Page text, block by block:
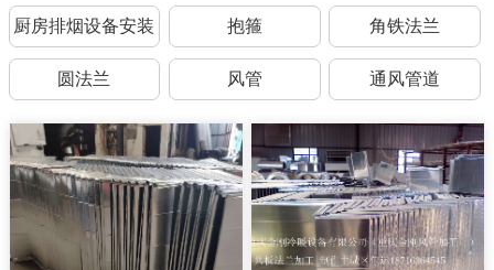
厨房排烟设备安装 抱箍 角铁法兰
圆法兰 风管 通风管道